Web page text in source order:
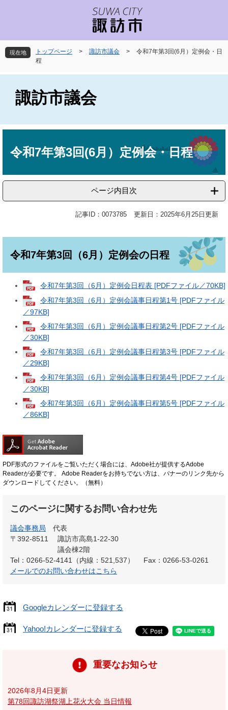
先
頭
を
飛
へ
現在地 トップページ > 諏訪市議会 >
令和7年第3回(6月）定例会・日
程
諏訪市議会
令和7年第3回(6月）定例会・日程
ページ内目次
記事ID：0073785 更新日：2025年6月25日更新
令和7年第3回（6月）定例会の日程
令和7年第3回（6月）定例会日程表 [PDFファイル／70KB]
令和7年第3回（6月）定例会議事日程第1号 [PDFファイル
／97KB]
令和7年第3回（6月）定例会議事日程第2号 [PDFファイル
／30KB]
令和7年第3回（6月）定例会議事日程第3号 [PDFファイル
／29KB]
令和7年第3回（6月）定例会議事日程第4号 [PDFファイル
／30KB]
令和7年第3回（6月）定例会議事日程第5号 [PDFファイル
／86KB]
PDF形式のファイルをご覧いただく場合には、Adobe社が提供するAdobe
Readerが必要です。
Adobe Readerをお持ちでない方は、バナーのリンク先から
ダウンロードしてください。（無料）
このページに関するお問い合わせ先
議会事務局
代表
〒392-8511
諏訪市高島1-22-30
議会棟2階
Tel：0266-52-4141（内線：521,537）
Fax：0266-53-0261
メールでのお問い合わせはこちら
Googleカレンダーに登録する
Yahoo!カレンダーに登録する
重要なお知らせ
2026年8月4日更新
第78回諏訪湖祭湖上花火大会 当日情報